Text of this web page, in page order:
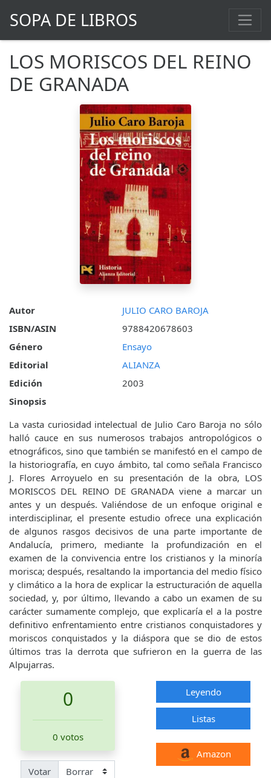
SOPA DE LIBROS
LOS MORISCOS DEL REINO
DE GRANADA
Autor
JULIO CARO BAROJA
ISBN/ASIN
9788420678603
Género
Ensayo
Editorial
ALIANZA
Edición
2003
Sinopsis
La vasta curiosidad intelectual de Julio Caro Baroja no sólo
halló cauce en sus numerosos trabajos antropológicos o
etnográficos, sino que también se manifestó en el campo de
la historiografía, en cuyo ámbito, tal como señala Francisco
J. Flores Arroyuelo en su presentación de la obra, LOS
MORISCOS DEL REINO DE GRANADA viene a marcar un
antes y un después. Valiéndose de un enfoque original e
interdisciplinar, el presente estudio ofrece una explicación
de algunos rasgos decisivos de una parte importante de
Andalucía, primero, mediante la profundización en el
examen de la convivencia entre los cristianos y la minoría
morisca; después, resaltando la importancia del medio físico
y climático a la hora de explicar la estructuración de aquella
sociedad, y, por último, llevando a cabo un examen de su
carácter sumamente complejo, que explicaría el a la postre
definitivo enfrentamiento entre cristianos conquistadores y
moriscos conquistados y la diáspora que se dio de estos
últimos tras la derrota que sufrieron en la guerra de las
Alpujarras.
0
0 votos
Votar
Leyendo
Listas
Amazon